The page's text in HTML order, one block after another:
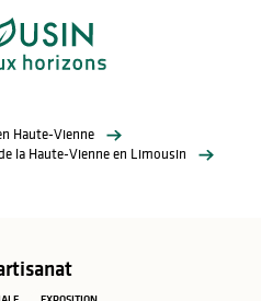
Haute-Vienne
la Haute-Vienne en Limousin